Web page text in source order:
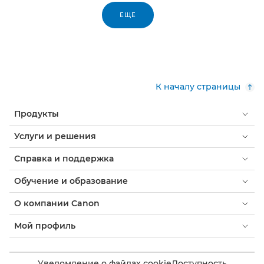
ЕЩЕ
К началу страницы
Продукты
Услуги и решения
Справка и поддержка
Обучение и образование
О компании Canon
Мой профиль